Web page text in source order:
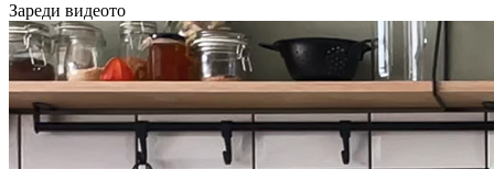
Зареди видеото